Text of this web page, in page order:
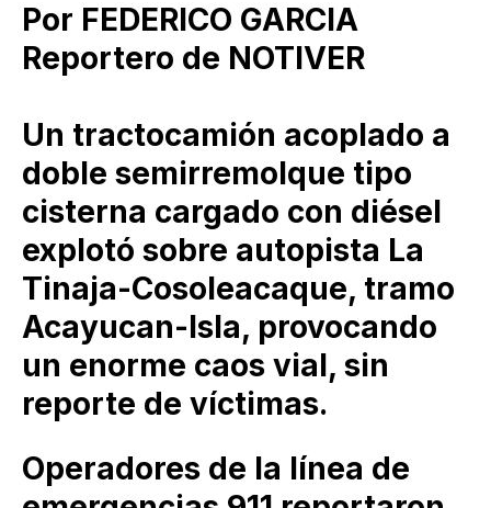
Por FEDERICO GARCIA
Reportero de NOTIVER
Un tractocamión acoplado a
doble semirremolque tipo
cisterna cargado con diésel
explotó sobre autopista La
Tinaja-Cosoleacaque, tramo
Acayucan-Isla, provocando
un enorme caos vial, sin
reporte de víctimas.
Operadores de la línea de